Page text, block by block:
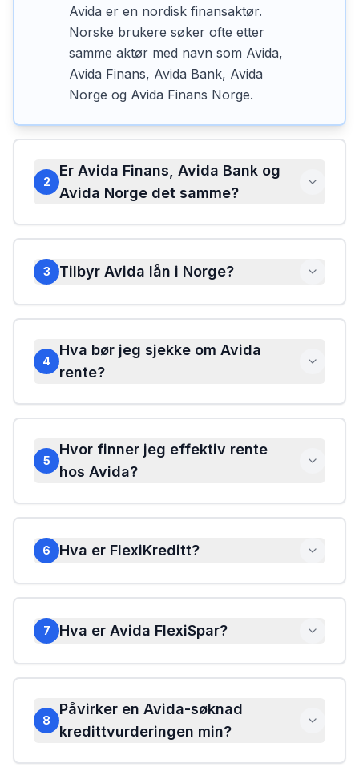
Avida er en nordisk finansaktør.
Norske brukere søker ofte etter
samme aktør med navn som Avida,
Avida Finans, Avida Bank, Avida
Norge og Avida Finans Norge.
2
Er Avida Finans, Avida Bank og
Avida Norge det samme?
3 Tilbyr Avida lån i Norge?
4
Hva bør jeg sjekke om Avida
rente?
5
Hvor finner jeg effektiv rente
hos Avida?
6 Hva er FlexiKreditt?
7 Hva er Avida FlexiSpar?
8
Påvirker en Avida-søknad
kredittvurderingen min?